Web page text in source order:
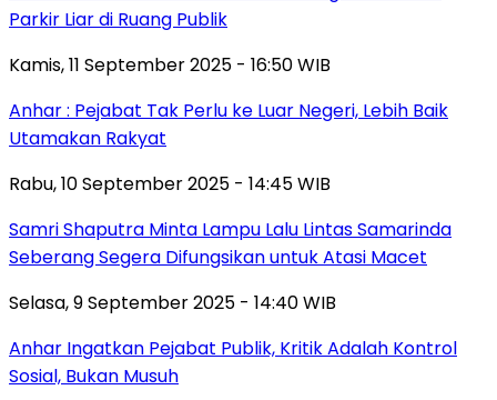
Parkir Liar di Ruang Publik
Kamis, 11 September 2025 - 16:50 WIB
Anhar : Pejabat Tak Perlu ke Luar Negeri, Lebih Baik
Utamakan Rakyat
Rabu, 10 September 2025 - 14:45 WIB
Samri Shaputra Minta Lampu Lalu Lintas Samarinda
Seberang Segera Difungsikan untuk Atasi Macet
Selasa, 9 September 2025 - 14:40 WIB
Anhar Ingatkan Pejabat Publik, Kritik Adalah Kontrol
Sosial, Bukan Musuh